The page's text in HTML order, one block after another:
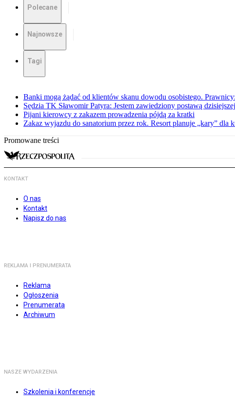
Polecane
Najnowsze
Tagi
Banki mogą żądać od klientów skanu dowodu osobistego.
Sędzia TK Sławomir Patyra: Jestem zawiedziony postawą
Pijani kierowcy z zakazem prowadzenia pójdą za kratki
Zakaz wyjazdu do sanatorium przez rok. Resort planuje „kary” dla
Promowane treści
KONTAKT
O nas
Kontakt
Napisz do nas
REKLAMA I PRENUMERATA
Reklama
Ogłoszenia
Prenumerata
Archiwum
NASZE WYDARZENIA
Szkolenia i konferencje